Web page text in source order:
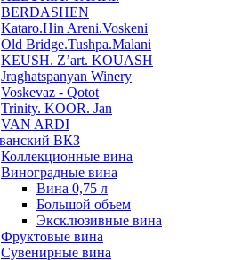
BERDASHEN
Kataro.Hin Areni.Voskeni
Old Bridge.Tushpa.Malani
KEUSH. Z’art. KOUASH
Jraghatspanyan Winery
Voskevaz - Qotot
Trinity. KOOR. Jan
VAN ARDI
ВКЗ
Коллекционные вина
Виноградные вина
Вина 0,75 л
Большой объем
Эксклюзивные вина
Фруктовые вина
Cувенирные вина